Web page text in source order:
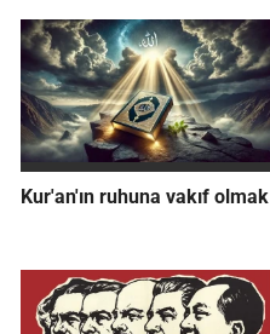
Kur'an'ın ruhuna vakıf olmak